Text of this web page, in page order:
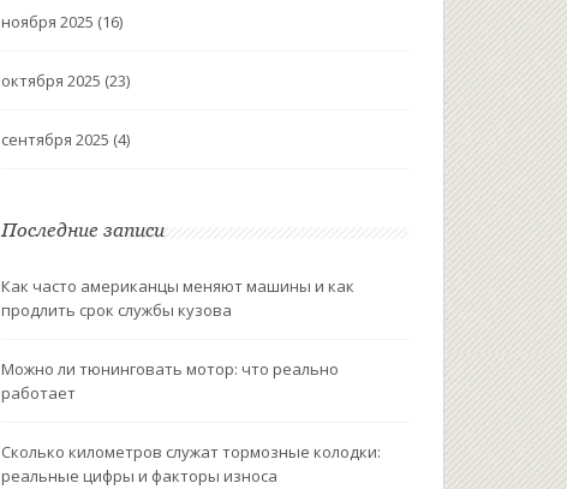
ноября 2025 (16)
октября 2025 (23)
сентября 2025 (4)
Последние записи
Как часто американцы меняют машины и как
продлить срок службы кузова
Можно ли тюнинговать мотор: что реально
работает
Сколько километров служат тормозные колодки:
реальные цифры и факторы износа